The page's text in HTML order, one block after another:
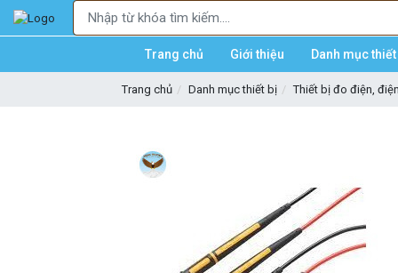
Trang chủ Giới thiệu Danh mục thiết
Trang chủ Danh mục thiết bị Thiết bị đo điện,